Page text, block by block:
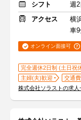
シフト
週
アクセス
横
車
オンライン面接可
完全週休2日制 (土日祝
主婦(夫)歓迎
交通
株式会社ソラストの求人